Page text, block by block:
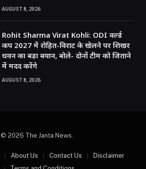
AUGUST 8, 2026
Rohit Sharma Virat Kohli: ODI वर्ल्ड
कप 2027 में रोहित-विराट के खेलने पर शिखर
धवन का बड़ा बयान, बोले- दोनों टीम को जिताने
में मदद करेंगे
AUGUST 8, 2026
© 2026 The Janta News.
About Us Contact Us
Disclaimer